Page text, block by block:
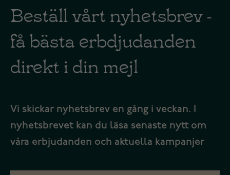
Beställ vårt nyhetsbrev -
få bästa erbdjudanden
direkt i din mejl
Vi skickar nyhetsbrev en gång i veckan. I
nyhetsbrevet kan du läsa senaste nytt om
våra erbjudanden och aktuella kampanjer